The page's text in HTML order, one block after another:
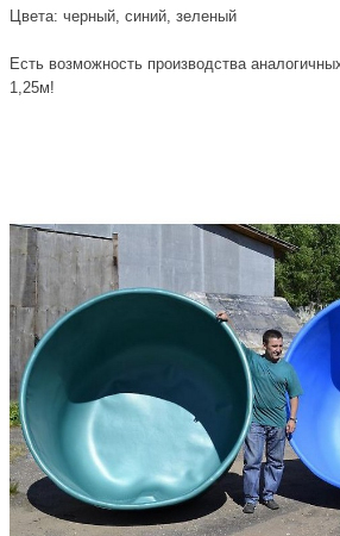
Цвета: черный, синий, зеленый
Есть возможность производства
1,25м!